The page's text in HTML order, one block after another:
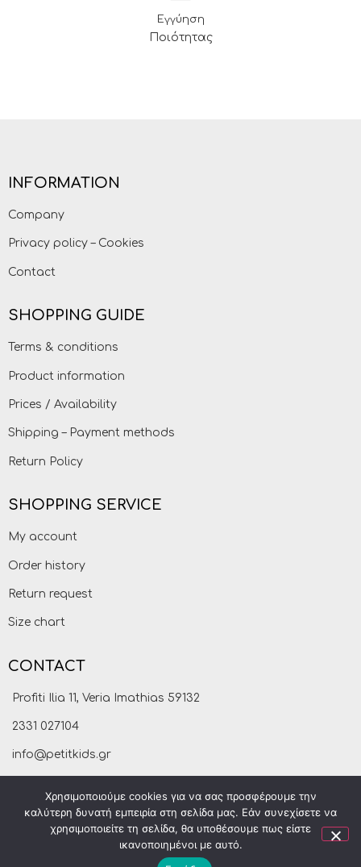
Εγγύηση
Ποιότητας
INFORMATION
Company
Privacy policy – Cookies
Contact
SHOPPING GUIDE
Terms & conditions
Product information
Prices / Availability
Shipping – Payment methods
Return Policy
SHOPPING SERVICE
My account
Order history
Return request
Size chart
CONTACT
Profiti Ilia 11, Veria Imathias 59132
2331 027104
info@petitkids.gr
Χρησιμοποιούμε cookies για να σας προσφέρουμε την
καλύτερη δυνατή εμπειρία στη σελίδα μας. Εάν συνεχίσετε να
χρησιμοποιείτε τη σελίδα, θα υποθέσουμε πως είστε
ικανοποιημένοι με αυτό.